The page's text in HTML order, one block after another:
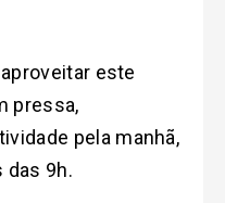
este
pressa,
pela manhã,
das 9h.